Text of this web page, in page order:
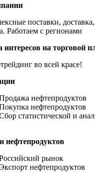
поставки,
Работаем с регионами
интересов на торговой
во всей красе!
нефтепродуктов
нефтепродуктов
статистической и
нефтепродуктов
рынок
нефтепродуктов